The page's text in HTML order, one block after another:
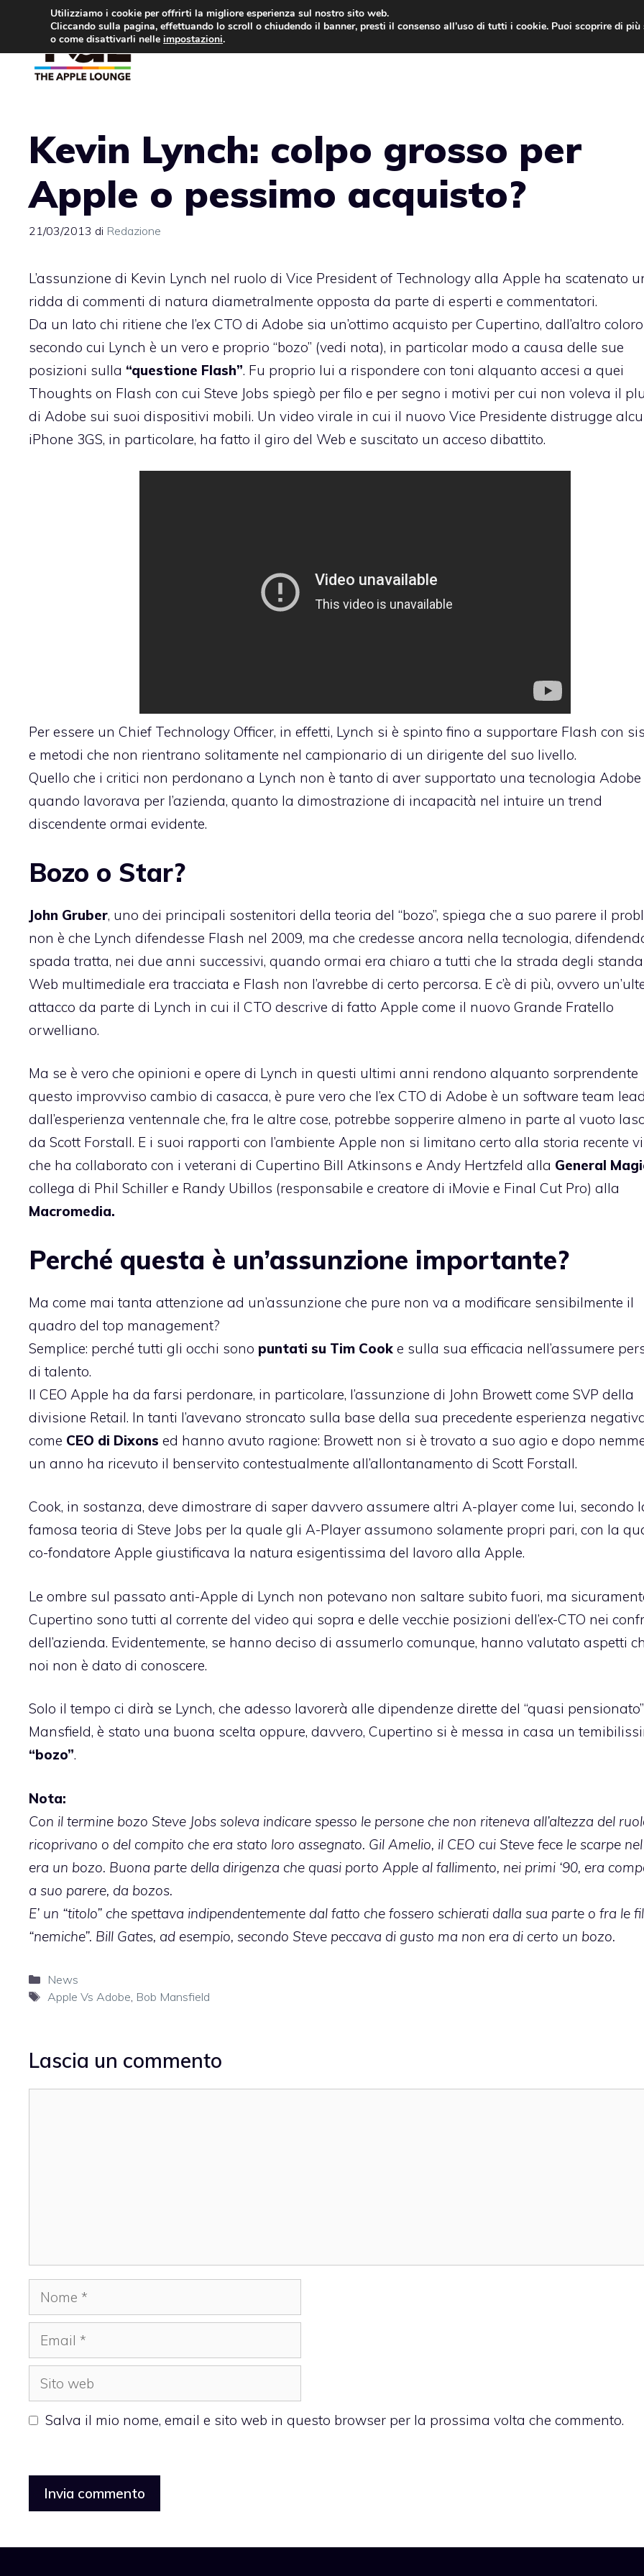
contenuto
Kevin Lynch: colpo grosso per
Apple o pessimo acquisto?
21/03/2013 di Redazione
L’assunzione di Kevin Lynch nel ruolo di Vice President of Technology alla Apple ha scatenato
ridda di commenti di natura diametralmente opposta da parte di esperti e commentatori.
Da un lato chi ritiene che l’ex CTO di Adobe sia un’ottimo acquisto per Cupertino, dall’altro coloro
secondo cui Lynch è un vero e proprio “bozo” (vedi nota), in particolar modo a causa delle sue
posizioni sulla “questione Flash”. Fu proprio lui a rispondere con toni alquanto accesi a quei
Thoughts on Flash con cui Steve Jobs spiegò per filo e per segno i motivi per cui non voleva il
di Adobe sui suoi dispositivi mobili. Un video virale in cui il nuovo Vice Presidente distrugge
iPhone 3GS, in particolare, ha fatto il giro del Web e suscitato un acceso dibattito.
Per essere un Chief Technology Officer, in effetti, Lynch si è spinto fino a supportare Flash con
e metodi che non rientrano solitamente nel campionario di un dirigente del suo livello.
Quello che i critici non perdonano a Lynch non è tanto di aver supportato una tecnologia Adobe
quando lavorava per l’azienda, quanto la dimostrazione di incapacità nel intuire un trend
discendente ormai evidente.
Bozo o Star?
John Gruber, uno dei principali sostenitori della teoria del “bozo”, spiega che a suo parere il
non è che Lynch difendesse Flash nel 2009, ma che credesse ancora nella tecnologia,
spada tratta, nei due anni successivi, quando ormai era chiaro a tutti che la strada degli
Web multimediale era tracciata e Flash non l’avrebbe di certo percorsa. E c’è di più, ovvero
attacco da parte di Lynch in cui il CTO descrive di fatto Apple come il nuovo Grande Fratello
orwelliano.
Ma se è vero che opinioni e opere di Lynch in questi ultimi anni rendono alquanto sorprendente
questo improvviso cambio di casacca, è pure vero che l’ex CTO di Adobe è un software team
dall’esperienza ventennale che, fra le altre cose, potrebbe sopperire almeno in parte al vuoto
da Scott Forstall. E i suoi rapporti con l’ambiente Apple non si limitano certo alla storia recente
che ha collaborato con i veterani di Cupertino Bill Atkinsons e Andy Hertzfeld alla General
collega di Phil Schiller e Randy Ubillos (responsabile e creatore di iMovie e Final Cut Pro) alla
Macromedia.
Perché questa è un’assunzione importante?
Ma come mai tanta attenzione ad un’assunzione che pure non va a modificare sensibilmente il
quadro del top management?
Semplice: perché tutti gli occhi sono puntati su Tim Cook e sulla sua efficacia nell’assumere
di talento.
Il CEO Apple ha da farsi perdonare, in particolare, l’assunzione di John Browett come SVP della
divisione Retail. In tanti l’avevano stroncato sulla base della sua precedente esperienza
come CEO di Dixons ed hanno avuto ragione: Browett non si è trovato a suo agio e dopo
un anno ha ricevuto il benservito contestualmente all’allontanamento di Scott Forstall.
Cook, in sostanza, deve dimostrare di saper davvero assumere altri A-player come lui, secondo
famosa teoria di Steve Jobs per la quale gli A-Player assumono solamente propri pari, con la
co-fondatore Apple giustificava la natura esigentissima del lavoro alla Apple.
Le ombre sul passato anti-Apple di Lynch non potevano non saltare subito fuori, ma
Cupertino sono tutti al corrente del video qui sopra e delle vecchie posizioni dell’ex-CTO nei
dell’azienda. Evidentemente, se hanno deciso di assumerlo comunque, hanno valutato aspetti
noi non è dato di conoscere.
Solo il tempo ci dirà se Lynch, che adesso lavorerà alle dipendenze dirette del “quasi
Mansfield, è stato una buona scelta oppure, davvero, Cupertino si è messa in casa un
“bozo”.
Nota:
Con il termine bozo Steve Jobs soleva indicare spesso le persone che non riteneva all’altezza del
ricoprivano o del compito che era stato loro assegnato. Gil Amelio, il CEO cui Steve fece le scarpe
era un bozo. Buona parte della dirigenza che quasi porto Apple al fallimento, nei primi ‘90, era
a suo parere, da bozos.
E’ un “titolo” che spettava indipendentemente dal fatto che fossero schierati dalla sua parte o fra le
“nemiche”. Bill Gates, ad esempio, secondo Steve peccava di gusto ma non era di certo un bozo.
Categorie
News
Tag
Apple Vs Adobe, Bob Mansfield
Lascia un commento
Nome
Email
Sito
web
Salva il mio nome, email e sito web in questo browser per la prossima volta che commento.
Utilizziamo i cookie per offrirti la migliore esperienza sul nostro sito web.
Cliccando sulla pagina, effettuando lo scroll o chiudendo il banner, presti il consenso all’uso di tutti i cookie. Puoi scoprire di
o come disattivarli nelle impostazioni.